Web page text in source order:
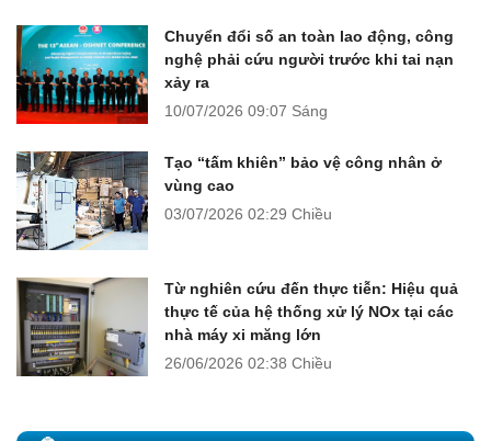
Chuyển đổi số an toàn lao động, công
nghệ phải cứu người trước khi tai nạn
xảy ra
10/07/2026 09:07 Sáng
Tạo “tấm khiên” bảo vệ công nhân ở
vùng cao
03/07/2026 02:29 Chiều
Từ nghiên cứu đến thực tiễn: Hiệu quả
thực tế của hệ thống xử lý NOx tại các
nhà máy xi măng lớn
26/06/2026 02:38 Chiều